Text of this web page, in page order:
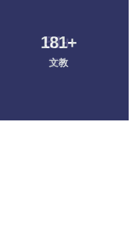
181+
文教